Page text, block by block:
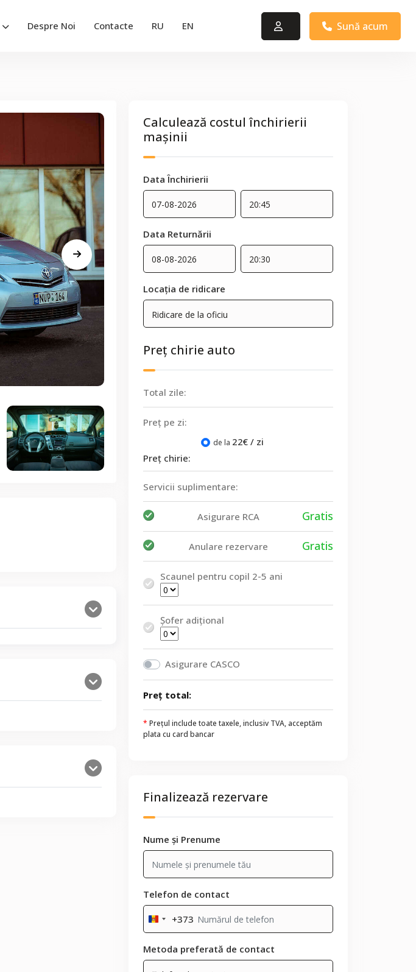
Despre Noi Contacte RU EN Sună acum
Calculează costul închirierii
mașinii
Data Închirierii
Data Returnării
Locația de ridicare
Preț chirie auto
Total zile:
Preț pe zi:
de la 22€ / zi
Preț chirie:
Servicii suplimentare:
Asigurare RCA Gratis
Anulare rezervare Gratis
Scaunel pentru copil 2-5 ani
Șofer adițional
Asigurare CASCO
Preț total:
* Prețul include toate taxele, inclusiv TVA, acceptăm
plata cu card bancar
Finalizează rezervare
Nume și Prenume
Telefon de contact
Moldova
+373
+373
Metoda preferată de contact